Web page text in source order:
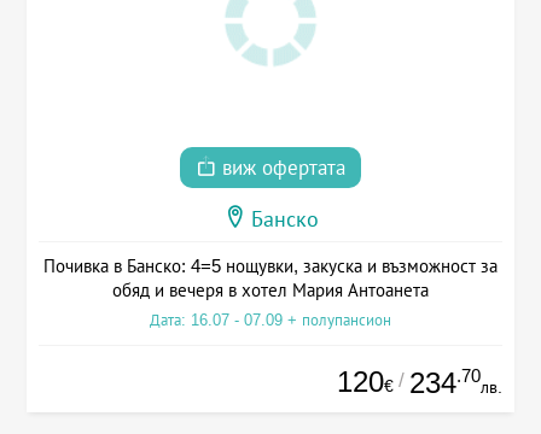
виж офертата
Банско
Почивка в Банско: 4=5 нощувки, закуска и възможност за
обяд и вечеря в хотел Мария Антоанета
Дата: 16.07 - 07.09 + полупансион
120€ / 234.70
лв.